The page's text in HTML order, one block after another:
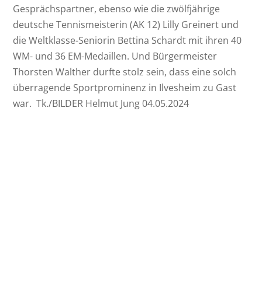
Gesprächspartner, ebenso wie die zwölfjährige
deutsche Tennismeisterin (AK 12) Lilly Greinert und
die Weltklasse-Seniorin Bettina Schardt mit ihren 40
WM- und 36 EM-Medaillen. Und Bürgermeister
Thorsten Walther durfte stolz sein, dass eine solch
überragende Sportprominenz in Ilvesheim zu Gast
war. Tk./BILDER Helmut Jung 04.05.2024